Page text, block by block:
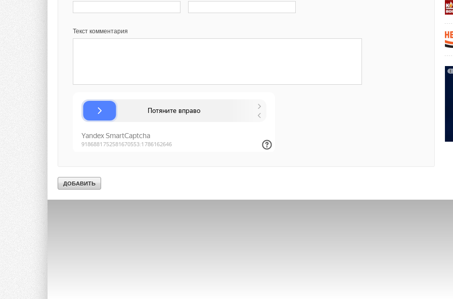
Текст комментария